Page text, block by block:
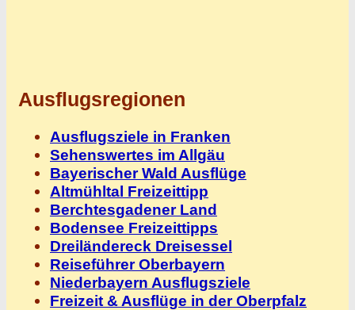
Ausflugsregionen
Ausflugsziele in Franken
Sehenswertes im Allgäu
Bayerischer Wald Ausflüge
Altmühltal Freizeittipp
Berchtesgadener Land
Bodensee Freizeittipps
Dreiländereck Dreisessel
Reiseführer Oberbayern
Niederbayern Ausflugsziele
Freizeit & Ausflüge in der Oberpfalz